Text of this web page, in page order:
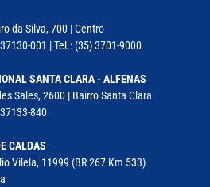
da Silva, 700 | Centro
001 | Tel.: (35) 3701-9000
SANTA CLARA - ALFENAS
Sales, 2600 | Bairro Santa Clara
840
CALDAS
Vilela, 11999 (BR 267 Km 533)